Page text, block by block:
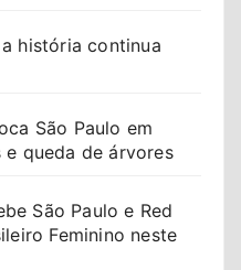
história continua
São Paulo em
queda de árvores
São Paulo e Red
Feminino neste